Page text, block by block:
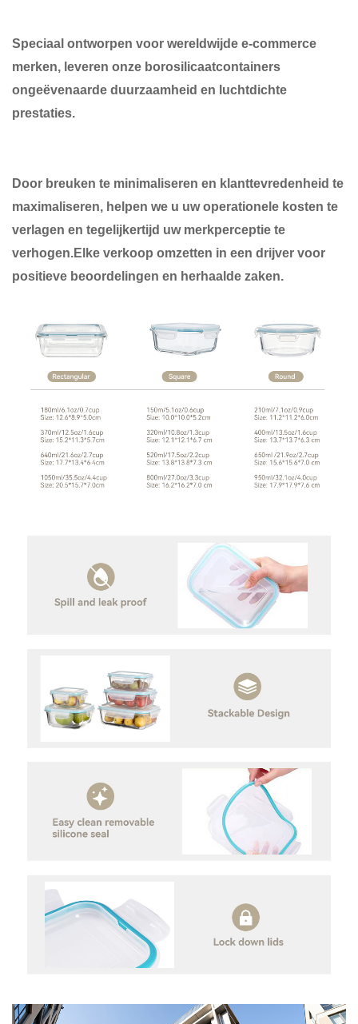
Speciaal ontworpen voor wereldwijde e-commerce
merken, leveren onze borosilicaatcontainers
ongeëvenaarde duurzaamheid en luchtdichte
prestaties.
Door breuken te minimaliseren en klanttevredenheid te
maximaliseren, helpen we u uw operationele kosten te
verlagen en tegelijkertijd uw merkperceptie te
verhogen.Elke verkoop omzetten in een drijver voor
positieve beoordelingen en herhaalde zaken.